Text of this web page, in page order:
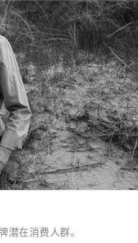
潜在消费人群。